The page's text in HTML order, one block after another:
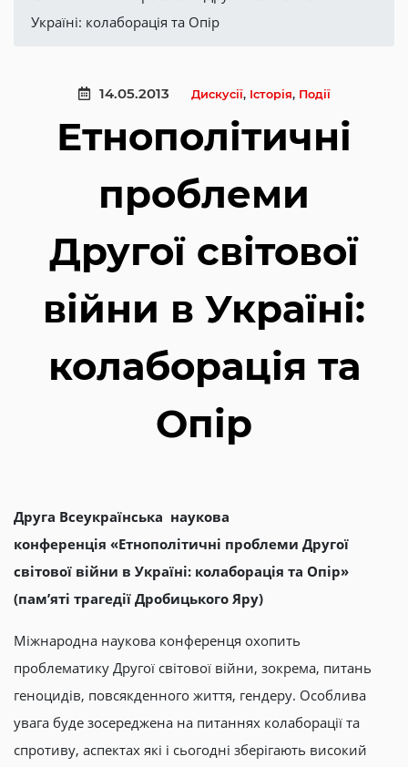
Україні: колаборація та Опір
14.05.2013 Дискусії, Історія, Події
Етнополітичні
проблеми
Другої світової
війни в Україні:
колаборація та
Опір
Друга Всеукраїнська наукова
конференція «Етнополітичні проблеми Другої
світової війни в Україні: колаборація та Опір»
(пам’яті трагедії Дробицького Яру)
Міжнародна наукова конференця охопить
проблематику Другої світової війни, зокрема, питань
геноцидів, повсякденного життя, гендеру. Особлива
увага буде зосереджена на питаннях колаборації та
спротиву, аспектах які і сьогодні зберігають високий